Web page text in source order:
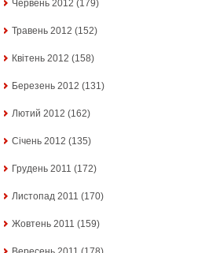
Червень 2012 (179)
Травень 2012 (152)
Квітень 2012 (158)
Березень 2012 (131)
Лютий 2012 (162)
Січень 2012 (135)
Грудень 2011 (172)
Листопад 2011 (170)
Жовтень 2011 (159)